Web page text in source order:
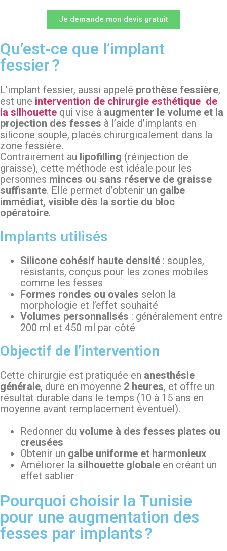
Je demande mon devis gratuit
Qu’est‑ce que l’implant
fessier ?
L’implant fessier, aussi appelé prothèse fessière,
est une intervention de chirurgie esthétique de
la silhouette qui vise à augmenter le volume et la
projection des fesses à l’aide d’implants en
silicone souple, placés chirurgicalement dans la
zone fessière.
Contrairement au lipofilling (réinjection de
graisse), cette méthode est idéale pour les
personnes minces ou sans réserve de graisse
suffisante. Elle permet d’obtenir un galbe
immédiat, visible dès la sortie du bloc
opératoire.
Implants utilisés
Silicone cohésif haute densité : souples,
résistants, conçus pour les zones mobiles
comme les fesses
Formes rondes ou ovales selon la
morphologie et l’effet souhaité
Volumes personnalisés : généralement entre
200 ml et 450 ml par côté
Objectif de l’intervention
Cette chirurgie est pratiquée en anesthésie
générale, dure en moyenne 2 heures, et offre un
résultat durable dans le temps (10 à 15 ans en
moyenne avant remplacement éventuel).
Redonner du volume à des fesses plates ou
creusées
Obtenir un galbe uniforme et harmonieux
Améliorer la silhouette globale en créant un
effet sablier
Pourquoi choisir la Tunisie
pour une augmentation des
fesses par implants ?